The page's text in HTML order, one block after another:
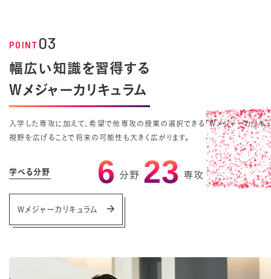
POINT 03
幅広い知識を習得する
Wメジャーカリキュラム
入学した専攻に加えて、希望で他専攻の授業の選択できる「Wメジャーカリキュ
視野を広げることで将来の可能性も大きく広がります。
学べる分野 6 分野 23 専攻
Wメジャーカリキュラム